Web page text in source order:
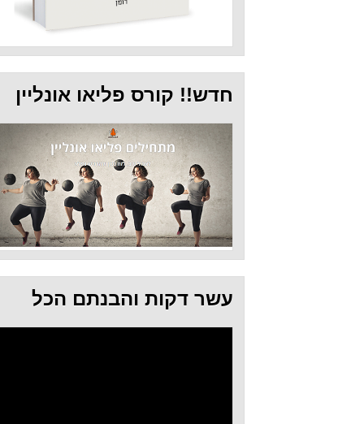
חדש!! קורס פליאו אונליין
עשר דקות והבנתם הכל